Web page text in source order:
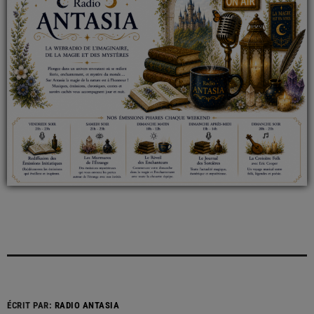
ÉCRIT PAR: RADIO ANTASIA